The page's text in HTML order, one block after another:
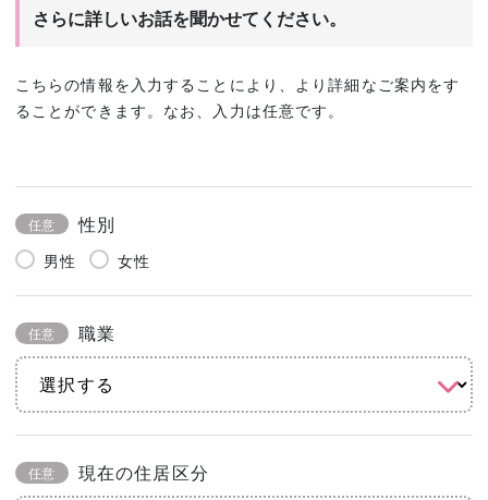
さらに詳しいお話を聞かせてください。
こちらの情報を入力することにより、より詳細なご案内をす
ることができます。なお、入力は任意です。
任意 性別
男性 女性
任意 職業
任意 現在の住居区分